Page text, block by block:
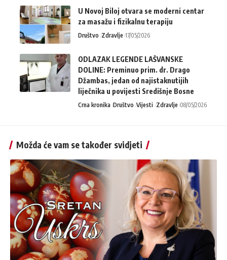
U Novoj Biloj otvara se moderni centar
za masažu i fizikalnu terapiju
Društvo Zdravlje 17/05/2026
ODLAZAK LEGENDE LAŠVANSKE
DOLINE: Preminuo prim. dr. Drago
Džambas, jedan od najistaknutijih
liječnika u povijesti Središnje Bosne
Crna kronika Društvo Vijesti Zdravlje 08/05/2026
Možda će vam se također svidjeti